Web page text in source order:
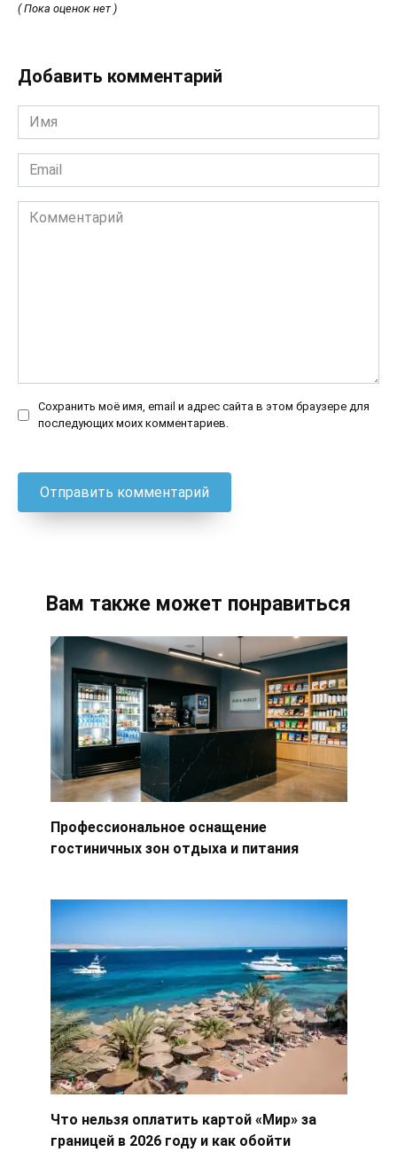
( Пока оценок нет )
Добавить комментарий
Имя
*
Email
*
Комментарий
Сохранить моё имя, email и адрес сайта в этом браузере для
последующих моих комментариев.
Вам также может понравиться
Профессиональное оснащение
гостиничных зон отдыха и питания
Что нельзя оплатить картой «Мир» за
границей в 2026 году и как обойти